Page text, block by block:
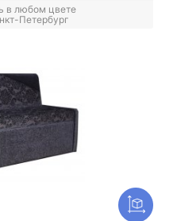
в любом цвете
Петербург